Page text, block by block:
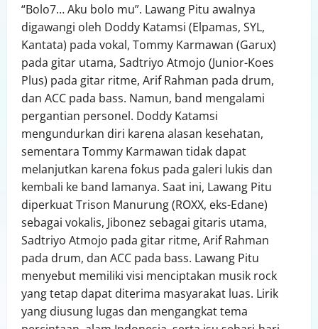
“Bolo7… Aku bolo mu”. Lawang Pitu awalnya
digawangi oleh Doddy Katamsi (Elpamas, SYL,
Kantata) pada vokal, Tommy Karmawan (Garux)
pada gitar utama, Sadtriyo Atmojo (Junior-Koes
Plus) pada gitar ritme, Arif Rahman pada drum,
dan ACC pada bass. Namun, band mengalami
pergantian personel. Doddy Katamsi
mengundurkan diri karena alasan kesehatan,
sementara Tommy Karmawan tidak dapat
melanjutkan karena fokus pada galeri lukis dan
kembali ke band lamanya. Saat ini, Lawang Pitu
diperkuat Trison Manurung (ROXX, eks-Edane)
sebagai vokalis, Jibonez sebagai gitaris utama,
Sadtriyo Atmojo pada gitar ritme, Arif Rahman
pada drum, dan ACC pada bass. Lawang Pitu
menyebut memiliki visi menciptakan musik rock
yang tetap dapat diterima masyarakat luas. Lirik
yang diusung lugas dan mengangkat tema